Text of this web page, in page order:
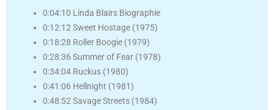
0:04:10 Linda Blairs Biographie
0:12:12 Sweet Hostage (1975)
0:18:28 Roller Boogie (1979)
0:28:36 Summer of Fear (1978)
0:34:04 Ruckus (1980)
0:41:06 Hellnight (1981)
0:48:52 Savage Streets (1984)